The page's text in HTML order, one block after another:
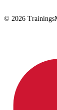
© 2026